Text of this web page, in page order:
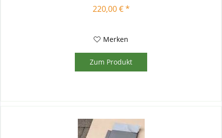
220,00 € *
Merken
Zum Produkt